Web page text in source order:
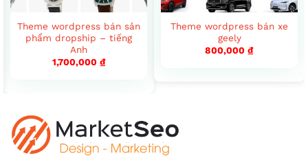
Theme wordpress bán sản
phẩm dropship – tiếng
Anh
1,700,000 ₫
Theme wordpress bán xe
geely
800,000 ₫